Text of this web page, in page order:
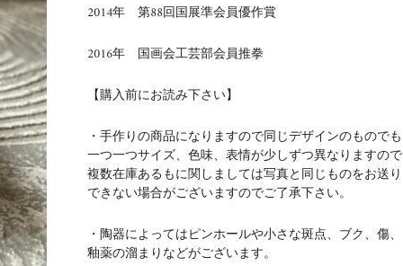
2014年 第88回国展準会員優作賞
2016年 国画会工芸部会員推拳
【購入前にお読み下さい】
・手作りの商品になりますので同じデザインのものでも
一つ一つサイズ、色味、表情が少しずつ異なりますので
複数在庫あるもに関しましては写真と同じものをお送り
できない場合がございますのでご了承下さい。
・陶器によってはピンホールや小さな斑点、ブク、傷、
釉薬の溜まりなどがございます。